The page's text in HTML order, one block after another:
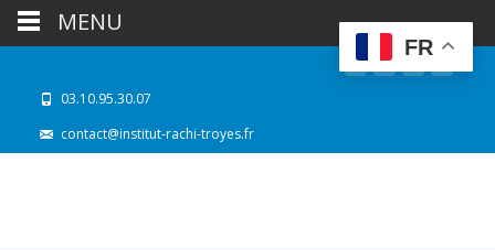
03.10.95.30.07
contact@institut-rachi-troyes.fr
FR
MENU